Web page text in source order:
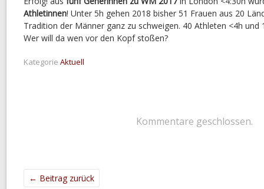
Athletinnen! Unter 5h gehen 2018 bisher 51 Frauen aus 20
Tradition der Männer ganz zu schweigen. 40 Athleten <4h und
Wer will da wen vor den Kopf stoßen?
Kategorie Aktuell
Kommentare geschlossen.
← Beitrag zurück